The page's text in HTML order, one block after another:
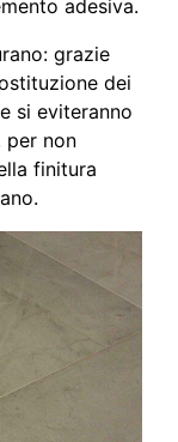
adesiva.
grazie
dei
si eviteranno
per non
finitura